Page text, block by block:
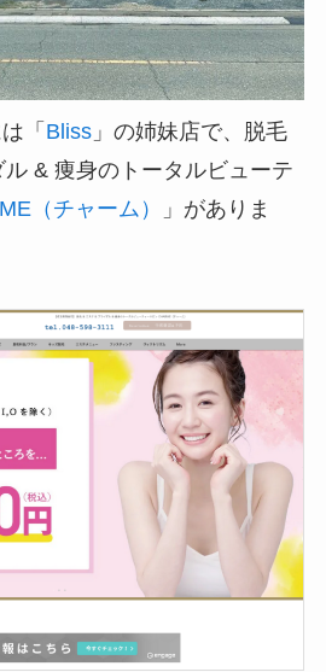
「 Bliss」の姉妹店で、脱毛
& 痩身のトータルビューテ
（チャーム）
」がありま